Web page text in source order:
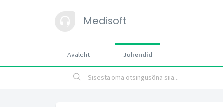
Medisoft
Avaleht Juhendid